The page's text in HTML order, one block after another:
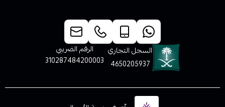
السجل التجاري
4650205937
الرقم الضريبي
310287484200003